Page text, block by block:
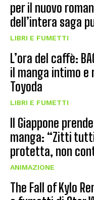
per il nuovo
dell’intera saga
LIBRI E FUMETTI
L’ora del caffè:
il manga intimo
Toyoda
LIBRI E FUMETTI
Il Giappone
manga: “Zitti
protetta, non
ANIMAZIONE
The Fall of Kylo